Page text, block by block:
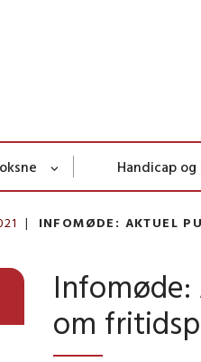
Handicap
INFOMØDE: AKTUEL
om